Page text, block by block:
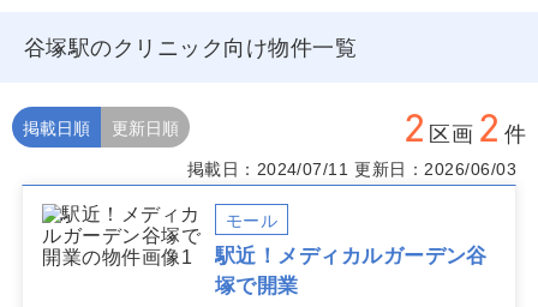
患者の来院シナリオを時刻帯別に描いて適合させること
が鍵です。掲載中の谷塚駅のクリニック 物件は随時更新
していますが、公開前の情報や周辺エリアの候補整理も
をお知らせいただければ、最適な候補抽出から診療圏の
定量評価までスピーディに伴走します。お気軽にご相談
ください。
谷塚駅のクリニック向け物件一覧
2 区画 2 件
掲載日順 更新日順
掲載日：2024/07/11 更新日：2026/06/03
モール
駅近！メディカルガーデン谷
塚で開業